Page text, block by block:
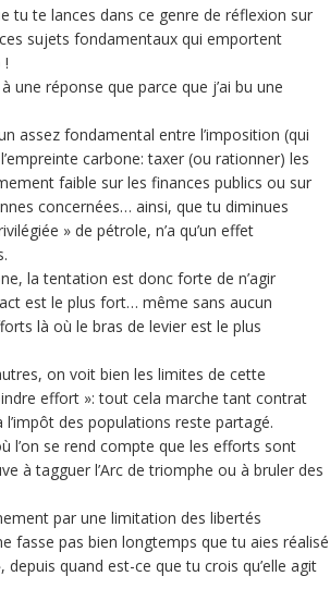
tu te lances dans ce genre de réflexion sur
sujets fondamentaux qui emportent
!
une réponse que parce que j’ai bu une
assez fondamental entre l’imposition (qui
carbone: taxer (ou rationner) les
faible sur les finances publics ou sur
concernées… ainsi, que tu diminues
» de pétrole, n’a qu’un effet
la tentation est donc forte de n’agir
est le plus fort… même sans aucun
là où le bras de levier est le plus
on voit bien les limites de cette
effort »: tout cela marche tant contrat
des populations reste partagé.
l’on se rend compte que les efforts sont
à tagguer l’Arc de triomphe ou à bruler des
par une limitation des libertés
fasse pas bien longtemps que tu aies réalisé
quand est-ce que tu crois qu’elle agit